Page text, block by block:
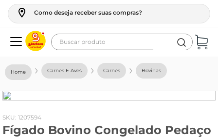
Como deseja receber suas compras?
Buscar produto
Carnes E Aves Carnes Bovinas
: 1207594
Fígado Bovino Congelado Pedaço
geladeira
fogao
café